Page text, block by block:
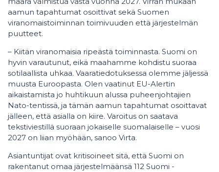
aamun tapahtumat osoittivat sekä Suomen
viranomaistoiminnan toimivuuden että järjestelmän
puutteet.
– Kiitän viranomaisia ripeästä toiminnasta. Suomi on
hyvin varautunut, eikä maahamme kohdistu suoraa
sotilaallista uhkaa. Vaaratiedotuksessa olemme jäljessä
muusta Euroopasta. Olen vaatinut EU-Alertin
aikaistamista jo huhtikuun alussa puheenjohtajien
Nato-tentissä, ja tämän aamun tapahtumat osoittavat
jälleen, että asialla on kiire. Varoitus on saatava
tekstiviestillä suoraan jokaiselle suomalaiselle – vuosi
2027 on liian myöhään, sanoo Virta.
Asiantuntijat ovat kritisoineet sitä, että Suomi on
rakentanut omaa järjestelmäänsä 112 Suomi -